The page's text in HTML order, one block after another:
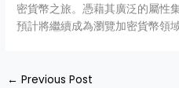
密貨幣之旅。憑藉其廣泛的屬性
預計將繼續成為瀏覽加密貨幣領
← Previous Post